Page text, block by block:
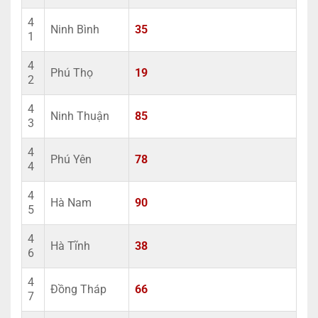
4
1
Ninh Bình 35
4
2
Phú Thọ 19
4
3
Ninh Thuận 85
4
4
Phú Yên 78
4
5
Hà Nam 90
4
6
Hà Tĩnh 38
4
7
Đồng Tháp 66